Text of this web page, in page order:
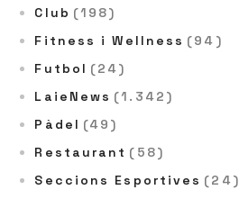
Club (198)
Fitness i Wellness (94)
Futbol (24)
LaieNews (1.342)
Pàdel (49)
Restaurant (58)
Seccions Esportives (24)